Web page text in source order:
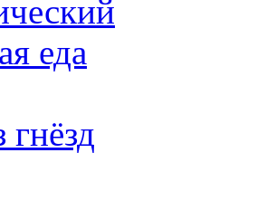
еда
гнёзд